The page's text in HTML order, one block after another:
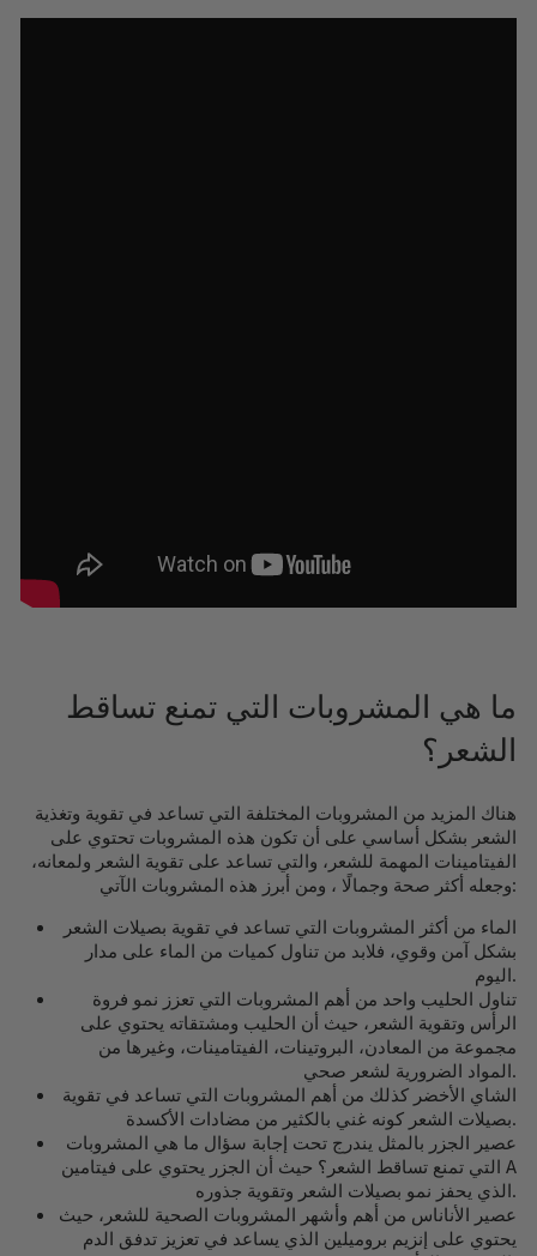
ما هي المشروبات التي تمنع تساقط
الشعر؟
هناك المزيد من المشروبات المختلفة التي تساعد في تقوية وتغذية
الشعر بشكل أساسي على أن تكون هذه المشروبات تحتوي على
الفيتامينات المهمة للشعر، والتي تساعد على تقوية الشعر ولمعانه،
وجعله أكثر صحة وجمالًا ، ومن أبرز هذه المشروبات الآتي:
الماء من أكثر المشروبات التي تساعد في تقوية بصيلات الشعر
بشكل آمن وقوي، فلابد من تناول كميات من الماء على مدار
اليوم.
تناول الحليب واحد من أهم المشروبات التي تعزز نمو فروة
الرأس وتقوية الشعر، حيث أن الحليب ومشتقاته يحتوي على
مجموعة من المعادن، البروتينات، الفيتامينات، وغيرها من
المواد الضرورية لشعر صحي.
الشاي الأخضر كذلك من أهم المشروبات التي تساعد في تقوية
بصيلات الشعر كونه غني بالكثير من مضادات الأكسدة.
عصير الجزر بالمثل يندرج تحت إجابة سؤال ما هي المشروبات
التي تمنع تساقط الشعر؟ حيث أن الجزر يحتوي على فيتامين A
الذي يحفز نمو بصيلات الشعر وتقوية جذوره.
عصير الأناناس من أهم وأشهر المشروبات الصحية للشعر، حيث
يحتوي على إنزيم بروميلين الذي يساعد في تعزيز تدفق الدم